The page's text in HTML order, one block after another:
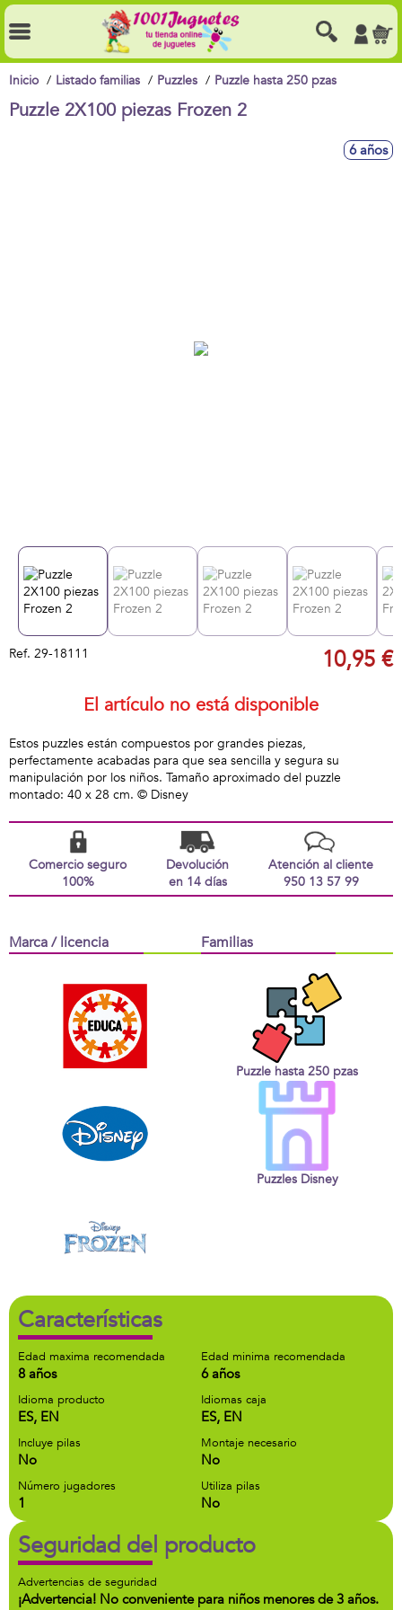
Inicio Listado familias Puzzles Puzzle hasta 250 pzas
Puzzle 2X100 piezas Frozen 2
6 años
Ref. 29-18111 10,95 €
El artículo no está disponible
Estos puzzles están compuestos por grandes piezas,
perfectamente acabadas para que sea sencilla y segura su
manipulación por los niños. Tamaño aproximado del puzzle
montado: 40 x 28 cm. © Disney
Comercio seguro
100%
Devolución
en 14 días
Atención al cliente
950 13 57 99
Marca / licencia Familias
Puzzle hasta 250 pzas
Puzzles Disney
Características
Edad maxima recomendada
8 años
Edad minima recomendada
6 años
Idioma producto
ES, EN
Idiomas caja
ES, EN
Incluye pilas
No
Montaje necesario
No
Número jugadores
1
Utiliza pilas
No
Seguridad del producto
Advertencias de seguridad
¡Advertencia! No conveniente para niños menores de 3 años.